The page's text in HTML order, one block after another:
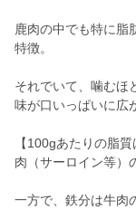
鹿肉の中でも特に脂
特徴。
それでいて、噛むほ
味が口いっぱいに広
【100gあたりの脂
肉（サーロイン等）
一方で、鉄分は牛肉